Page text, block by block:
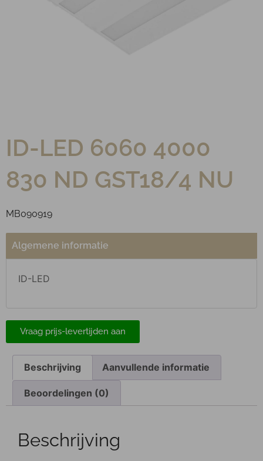
ID-LED 6060 4000
830 ND GST18/4 NU
MB090919
Algemene informatie
ID-LED
Vraag prijs-levertijden aan
Beschrijving Aanvullende informatie
Beoordelingen (0)
Beschrijving